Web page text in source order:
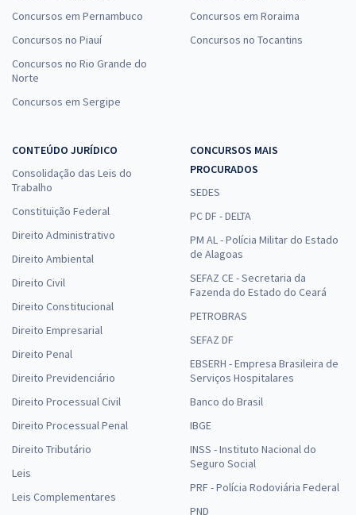
Concursos em Pernambuco
Concursos no Piauí
Concursos no Rio Grande do
Norte
Concursos em Sergipe
Concursos em Roraima
Concursos no Tocantins
CONTEÚDO JURÍDICO
Consolidação das Leis do
Trabalho
Constituição Federal
Direito Administrativo
Direito Ambiental
Direito Civil
Direito Constitucional
Direito Empresarial
Direito Penal
Direito Previdenciário
Direito Processual Civil
Direito Processual Penal
Direito Tributário
Leis
Leis Complementares
CONCURSOS MAIS
PROCURADOS
SEDES
PC DF - DELTA
PM AL - Polícia Militar do Estado
de Alagoas
SEFAZ CE - Secretaria da
Fazenda do Estado do Ceará
PETROBRAS
SEFAZ DF
EBSERH - Empresa Brasileira de
Serviços Hospitalares
Banco do Brasil
IBGE
INSS - Instituto Nacional do
Seguro Social
PRF - Polícia Rodoviária Federal
PND